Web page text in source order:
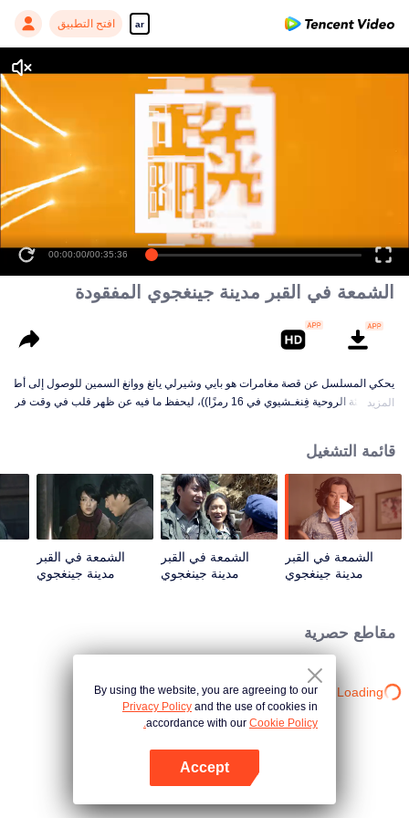
ar افتح التطبيق
00:00:00/00:35:36
الشمعة في القبر مدينة جينغجوي المفقودة
يحكي المسلسل عن قصة مغامرات هو بايي وشيرلي يانغ ووانغ السمين للوصول إلى أطلال
يانغ والبيئة الروحية فِنغـشيوي في 16 رمزًا))، ليحفظ ما فيه عن ظهر قلب في وقت فراغه. وينضم بعدها إلى الجيش ويذهب إلى التبت، ويقابل خندقًا عظيمًا من سقوط الثلوج، فيستخدم هو بايي مهارات معرفة المقابر لينقذ نفسه من الموت. بعد تسريحه من الجيش، يشارك هو بايي وصديقه المخلص وانغ السمين في فريق أثري متجه إلى شينـجيانغ للكشف الأثري. يواجه الموكب المخاطر ويصل إلى أطلال مدينة جينغجوي المفقودة في صحراء تاكليماكان، ويدخل "كهف الأشباح" تحت الأرض. في الكهف مخاطر كبيرة وفخاخ لا تنتهي، فيبدو أن كهف الأشباح السرّي في قبضة أحد العرّافين.
المزيد
قائمة التشغيل
الشمعة في القبر
مدينة جينغجوي
الشمعة في القبر
مدينة جينغجوي
الشمعة في القبر
مدينة جينغجوي
مقاطع حصرية
Loading…
By using the website, you are agreeing to our
Privacy Policy and the use of cookies in
accordance with our Cookie Policy.
Accept